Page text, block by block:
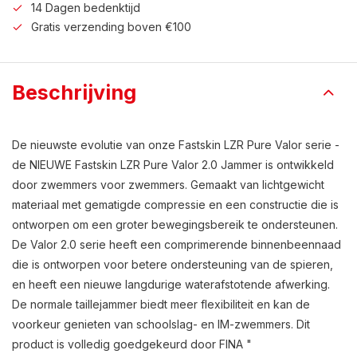
14 Dagen bedenktijd
Gratis verzending boven €100
Beschrijving
De nieuwste evolutie van onze Fastskin LZR Pure Valor serie -
de NIEUWE Fastskin LZR Pure Valor 2.0 Jammer is ontwikkeld
door zwemmers voor zwemmers. Gemaakt van lichtgewicht
materiaal met gematigde compressie en een constructie die is
ontworpen om een groter bewegingsbereik te ondersteunen.
De Valor 2.0 serie heeft een comprimerende binnenbeennaad
die is ontworpen voor betere ondersteuning van de spieren,
en heeft een nieuwe langdurige waterafstotende afwerking.
De normale taillejammer biedt meer flexibiliteit en kan de
voorkeur genieten van schoolslag- en IM-zwemmers. Dit
product is volledig goedgekeurd door FINA "